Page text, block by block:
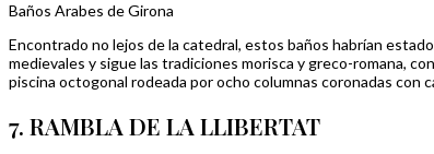
Baños Arabes de Girona
Encontrado no lejos de la catedral, estos baños habrían
medievales y sigue las tradiciones morisca y greco-romana,
piscina octogonal rodeada por ocho columnas coronadas
7. RAMBLA DE LA LLIBERTAT